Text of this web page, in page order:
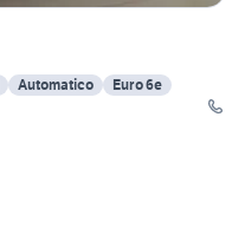
Automatico
Euro 6e